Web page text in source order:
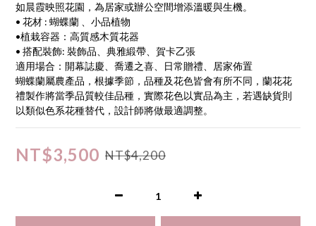
如晨霞映照花園，為居家或辦公空間增添溫暖與生機。
• 花材 : 蝴蝶蘭 、小品植物
•植栽容器：高質感木質花器
• 搭配裝飾: 裝飾品、典雅緞帶、賀卡乙張
適用場合：開幕誌慶、喬遷之喜、日常贈禮、居家佈置
蝴蝶蘭屬農產品，根據季節，品種及花色皆會有所不同，蘭花花
禮製作將當季品質較佳品種，實際花色以實品為主，若遇缺貨則
以類似色系花種替代，設計師將做最適調整。
NT$3,500 NT$4,200